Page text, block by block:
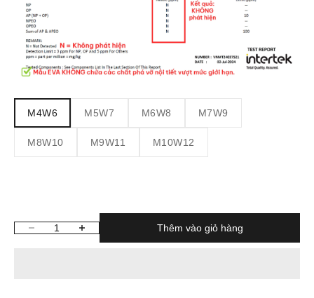
M4W6 M5W7 M6W8 M7W9
M8W10 M9W11 M10W12
Giảm số lượngTăng số lượng Thêm vào giỏ hàng